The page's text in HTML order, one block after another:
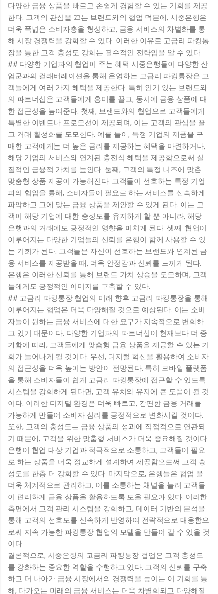
다양한 금융 상품을 빠르고 손쉽게 경험할 수 있는 기회를 제공
한다. 고객의 관심을 끄는 브랜드와의 협업 덕분에, 시중은행은
더욱 폭넓은 소비자층을 형성하고, 금융 서비스의 차별화를 통
해 시장 경쟁력을 강화할 수 있다. 이러한 이유로 고금리 파킹통
장을 통한 고객 충성도 강화는 필수적인 전략임을 알 수 있다.
## 다양한 기업과의 협업이 주는 혜택 시중은행들이 다양한 산
업군과의 컬래버레이션을 통해 운영하는 고금리 파킹통장은 고
객들에게 여러 가지 혜택을 제공한다. 특히 인기 있는 브랜드와
의 파트너십은 고객들에게 흥미를 끌고, 동시에 금융 상품에 대
한 접근성을 높여준다. 첫째, 브랜드와의 협업으로 고객들에게
특별한 이벤트나 프로모션이 제공되며, 이는 고객의 관심을 끌
고 거래 활성화를 도모한다. 예를 들어, 특정 기업의 제품을 구
매한 고객에게는 더 높은 금리를 제공하는 혜택을 마련하거나,
해당 기업의 서비스와 연계된 충전식 혜택을 제공함으로써 실
질적인 금융적 가치를 높인다. 둘째, 고객의 특정 니즈에 맞춘
맞춤형 상품 제공이 가능해진다. 고객들이 선호하는 특정 기업
과의 협업을 통해, 소비자들이 필요로 하는 서비스를 신속하게
파악하고 그에 맞는 금융 상품을 제안할 수 있게 된다. 이는 고
객이 해당 기업에 대한 충성도를 유지하게 할 뿐 아니라, 해당
은행과의 거래에도 긍정적인 영향을 미치게 된다. 셋째, 협업이
이루어지는 다양한 기업들의 신뢰를 은행이 함께 사용할 수 있
는 기회가 된다. 고객들은 자신이 선호하는 브랜드와 연계된 금
융 서비스를 제공받을 때, 더욱 안정감과 신뢰를 느끼게 된다.
은행은 이러한 신뢰를 통해 브랜드 가치 상승을 도모하며, 고객
들에게도 긍정적인 이미지를 구축할 수 있다.
## 고금리 파킹통장 협업의 미래 향후 고금리 파킹통장을 통해
이루어지는 협업은 더욱 다양해질 것으로 예상된다. 이는 소비
자들이 원하는 금융 서비스에 대한 요구가 지속적으로 변화하
고 있기 때문이다. 다양한 기업과의 파트너십이 현재보다 더 증
가함에 따라, 고객들에게 맞춤형 금융 상품을 제공할 수 있는 기
회가 늘어나게 될 것이다. 우선, 디지털 혁신을 활용하여 소비자
의 접근성을 더욱 높이는 방안이 전망된다. 특히 모바일 플랫폼
을 통해 소비자들이 쉽게 고금리 파킹통장에 접근할 수 있도록
시스템을 강화하게 된다면, 고객 유치와 유지에 큰 도움이 될 것
이다. 이러한 디지털 환경은 더욱 빠르고, 간편한 금융 거래를
가능하게 만들어 소비자 심리를 긍정적으로 변화시킬 것이다.
또한, 고객의 충성도는 금융 상품의 성과에 직접적으로 연관되
기 때문에, 고객을 위한 맞춤형 서비스가 더욱 중요해질 것이다.
은행이 협업 대상 기업과 적극적으로 소통하고, 고객들이 필요
로 하는 상품을 더욱 정교하게 설계하여 제공함으로써 고객 충
성도를 한층 더 강화할 수 있다. 마지막으로, 은행들은 협업 을
더욱 체계적으로 관리하고, 이를 소통하는 채널을 늘려 고객들
이 편리하게 금융 상품을 활용하도록 도울 필요가 있다. 이러한
측면에서 고객 관리 시스템을 강화하고, 데이터 기반의 분석을
통해 고객의 선호도를 신속하게 반영하여 전략적으로 대응함으
로써 지속 가능한 파킹통장 협업의 모델을 만들어 갈 수 있을 것
이다.
결론적으로, 시중은행의 고금리 파킹통장 협업은 고객 충성도
를 강화하는 중요한 역할을 수행하고 있다. 고객의 신뢰를 구축
하고 더 나아가 금융 시장에서의 경쟁력을 높이는 이 기회를 통
해, 다가오는 미래의 금융 서비스는 더욱 차별화되고 다양해질